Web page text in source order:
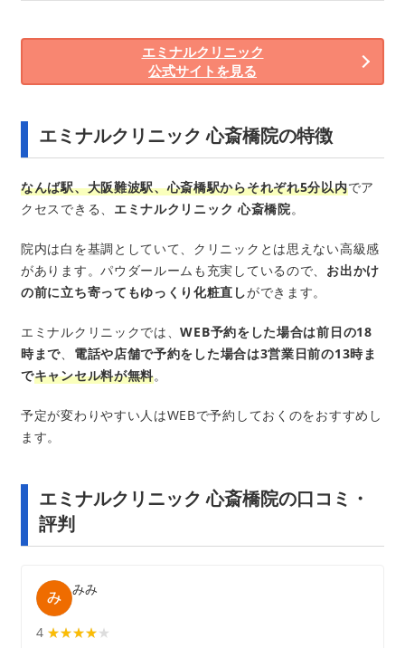
エミナルクリニック
公式サイトを見る
エミナルクリニック 心斎橋院の特徴
なんば駅、大阪難波駅、心斎橋駅からそれぞれ5分以内でア
クセスできる、 エミナルクリニック 心斎橋院。
院内は白を基調としていて、クリニックとは思えない高級感
があります。パウダールームも充実しているので、 お出かけ
の前に立ち寄ってもゆっくり化粧直しができます。
エミナルクリニックでは、WEB予約をした場合は前日の18
時まで、 電話や店舗で予約をした場合は3営業日前の13時ま
でキャンセル料が無料。
予定が変わりやすい人はWEBで予約しておくのをおすすめし
ます。
エミナルクリニック 心斎橋院の口コミ・
評判
みみ
4 ★★★★★
★★★★